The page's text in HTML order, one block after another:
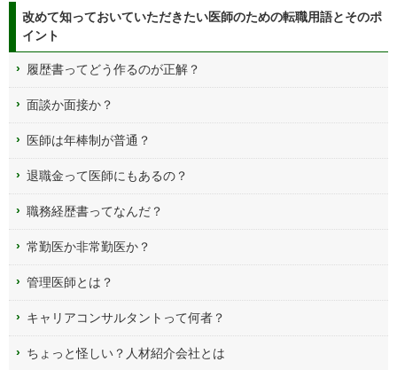
改めて知っておいていただきたい医師のための転職用語とそのポ
イント
履歴書ってどう作るのが正解？
面談か面接か？
医師は年棒制が普通？
退職金って医師にもあるの？
職務経歴書ってなんだ？
常勤医か非常勤医か？
管理医師とは？
キャリアコンサルタントって何者？
ちょっと怪しい？人材紹介会社とは